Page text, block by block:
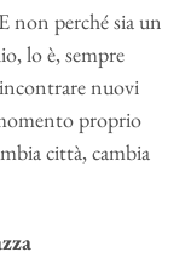
non perché sia un
lo è, sempre
incontrare nuovi
proprio
città, cambia